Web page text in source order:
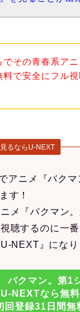
でその青春系ア
料で安全にフル
るならU-NEXT
アニメ『バク
す！
メ『バクマン
聴するのに一
U-NEXT』になり
バクマン。第1
U-NEXTなら無
回登録31日間無